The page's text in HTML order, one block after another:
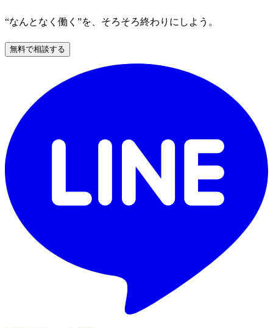
“なんとなく働く”を、そろそろ終わりにしよう。
無料で相談する